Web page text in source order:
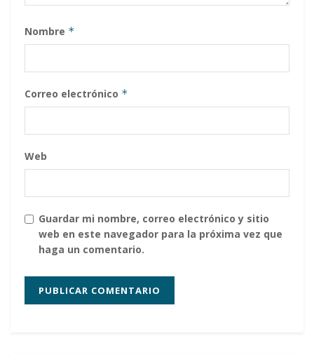
Nombre *
Correo electrónico *
Web
Guardar mi nombre, correo electrónico y sitio
web en este navegador para la próxima vez que
haga un comentario.